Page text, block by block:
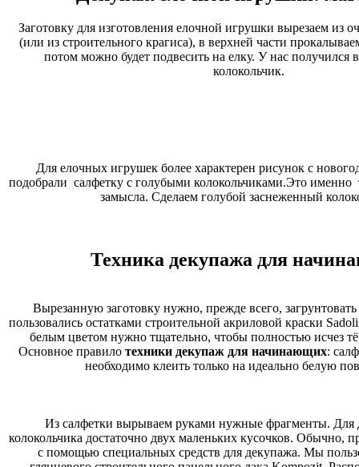
Заготовку для изготовления елочной игрушки вырезаем из
(или из строительного крагиса), в верхней части
потом можно будет подвесить на елку. У нас получился
колокольчик.
Для елочных игрушек более характерен рисунок с
подобрали салфетку с голубыми колокольчиками.Это именно
замысла. Сделаем голубой заснеженный
Техника декупажа для
Вырезанную заготовку нужно, прежде всего,
пользовались остатками строительной акриловой краски
белым цветом нужно тщательно, чтобы полностью исчез
Основное правилотехники декупаж для начинающих:
необходимо клеить только на идеально белую
Из салфетки вырываем руками нужные фрагменты. Для
колокольчика достаточно двух маленьких кусочков. Обычно,
с помощью специальных средств для декупажа. Мы